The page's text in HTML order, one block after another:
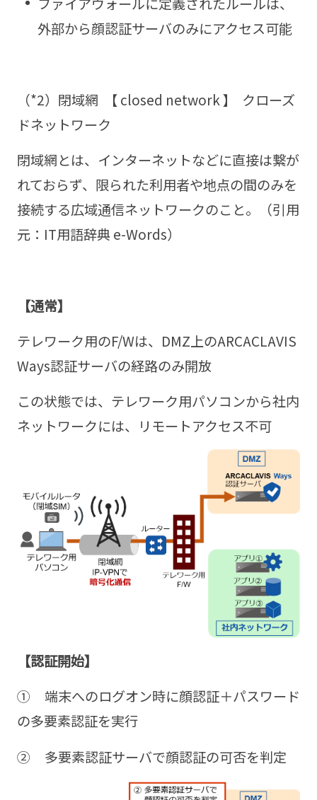
外部から顔認証サーバのみにアクセス可能
（*2）閉域網 【 closed network 】 クローズ
ドネットワーク
閉域網とは、インターネットなどに直接は繋が
れておらず、限られた利用者や地点の間のみを
接続する広域通信ネットワークのこと。（引用
元：IT用語辞典 e-Words）
【通常】
テレワーク用のF/Wは、DMZ上のARCACLAVIS
Ways認証サーバの経路のみ開放
この状態では、テレワーク用パソコンから社内
ネットワークには、リモートアクセス不可
【認証開始】
① 端末へのログオン時に顔認証＋パスワード
の多要素認証を実行
② 多要素認証サーバで顔認証の可否を判定